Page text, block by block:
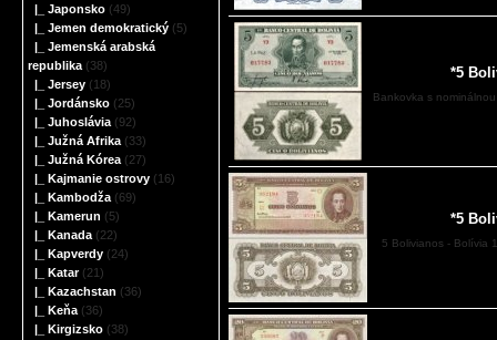
|_ Japonsko (49)
|_ Jemen demokratický (5)
|_ Jemenská arabská
republika (38)
|_ Jersey (18)
|_ Jordánsko (25)
|_ Juhoslávia (92)
|_ Južná Afrika (33)
|_ Južná Kórea (27)
|_ Kajmanie ostrovy (16)
|_ Kambodža (69)
|_ Kamerun (5)
|_ Kanada (22)
|_ Kapverdy (24)
|_ Katar(21)
|_ Kazachstan (36)
|_ Keňa (36)
|_ Kirgizsko (38)
*5
Bankovka s
*5
5 Bolivianos - Bolívia